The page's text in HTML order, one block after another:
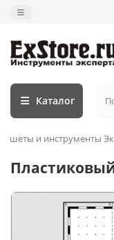
Каталог
и инструменты